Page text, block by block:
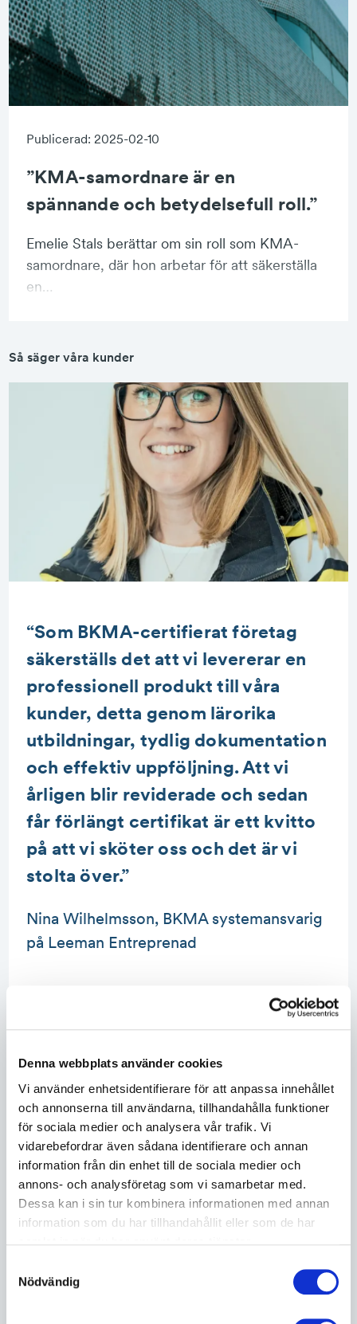
Denna webbplats använder cookies
Vi använder enhetsidentifierare för att anpassa innehållet
och annonserna till användarna, tillhandahålla funktioner
för sociala medier och analysera vår trafik. Vi
vidarebefordrar även sådana identifierare och annan
information från din enhet till de sociala medier och
annons- och analysföretag som vi samarbetar med.
Dessa kan i sin tur kombinera informationen med annan
information som du har tillhandahållit eller som de har
Nödvändig
Publicerad: 2025-02-10
”KMA-samordnare är en
spännande och betydelsefull roll.”
Emelie Stals berättar om sin roll som KMA-
samordnare, där hon arbetar för att säkerställa
en…
Så säger våra kunder
“Som BKMA-certifierat företag
säkerställs det att vi levererar en
professionell produkt till våra
kunder, detta genom lärorika
utbildningar, tydlig dokumentation
och effektiv uppföljning. Att vi
årligen blir reviderade och sedan
får förlängt certifikat är ett kvitto
på att vi sköter oss och det är vi
stolta över.”
Nina Wilhelmsson, BKMA systemansvarig
på Leeman Entreprenad
Hitta BKMA-certifierade företag
Just nu är293byggföretag i Sverige KMA-
certifierade via oss. Använd sökfunktionen för
att hitta rätt.